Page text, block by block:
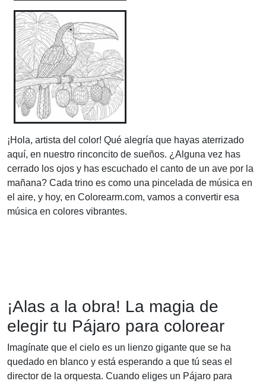
¡Hola, artista del color! Qué alegría que hayas aterrizado
aquí, en nuestro rinconcito de sueños. ¿Alguna vez has
cerrado los ojos y has escuchado el canto de un ave por la
mañana? Cada trino es como una pincelada de música en
el aire, y hoy, en Colorearm.com, vamos a convertir esa
música en colores vibrantes.
¡Alas a la obra! La magia de
elegir tu Pájaro para colorear
Imagínate que el cielo es un lienzo gigante que se ha
quedado en blanco y está esperando a que tú seas el
director de la orquesta. Cuando eliges un Pájaro para